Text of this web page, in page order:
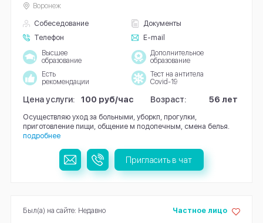
Собеседование
Документы
Телефон
E-mail
Воронеж
Высшее
образование
Дополнительное
образование
Есть
рекомендации
Тест на антитела
Covid-19
Цена услуги: 100 руб/час Возраст: 56 лет
Осуществляю уход за больными, уборкп, прогулки,
приготовление пищи, общение м подопечным, смена белья.
подробнее
Пригласить в чат
Частное лицо
Был(а) на сайте: Недавно